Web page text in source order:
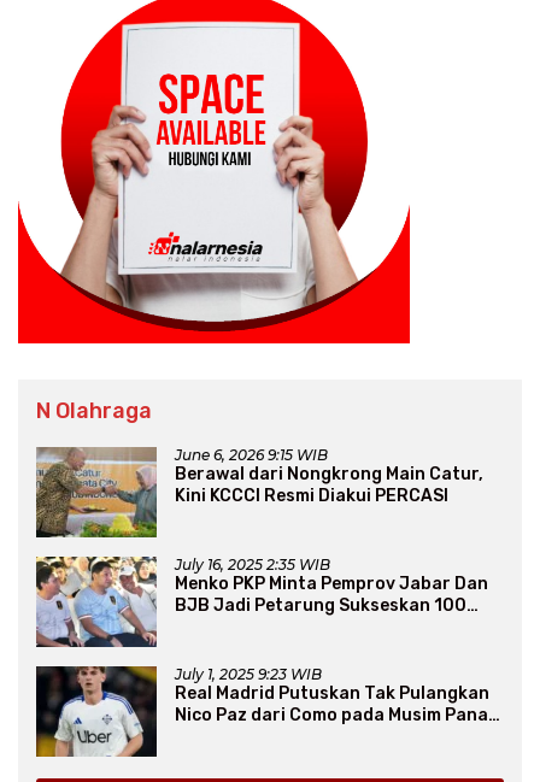
N Olahraga
June 6, 2026 9:15 WIB
Berawal dari Nongkrong Main Catur,
Kini KCCCI Resmi Diakui PERCASI
July 16, 2025 2:35 WIB
Menko PKP Minta Pemprov Jabar Dan
BJB Jadi Petarung Sukseskan 100
July 1, 2025 9:23 WIB
Real Madrid Putuskan Tak Pulangkan
Nico Paz dari Como pada Musim Panas